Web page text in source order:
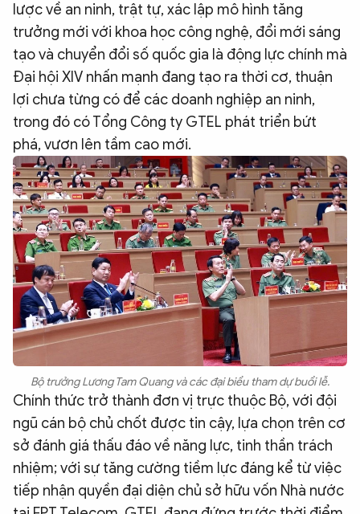
lược về an ninh, trật tự, xác lập mô hình tăng
trưởng mới với khoa học công nghệ, đổi mới sáng
tạo và chuyển đổi số quốc gia là động lực chính mà
Đại hội XIV nhấn mạnh đang tạo ra thời cơ, thuận
lợi chưa từng có để các doanh nghiệp an ninh,
trong đó có Tổng Công ty GTEL phát triển bứt
phá, vươn lên tầm cao mới.
Bộ trưởng Lương Tam Quang và các đại biểu tham dự buổi lễ.
Chính thức trở thành đơn vị trực thuộc Bộ, với đội
ngũ cán bộ chủ chốt được tin cậy, lựa chọn trên cơ
sở đánh giá thấu đáo về năng lực, tinh thần trách
nhiệm; với sự tăng cường tiềm lực đáng kể từ việc
tiếp nhận quyền đại diện chủ sở hữu vốn Nhà nước